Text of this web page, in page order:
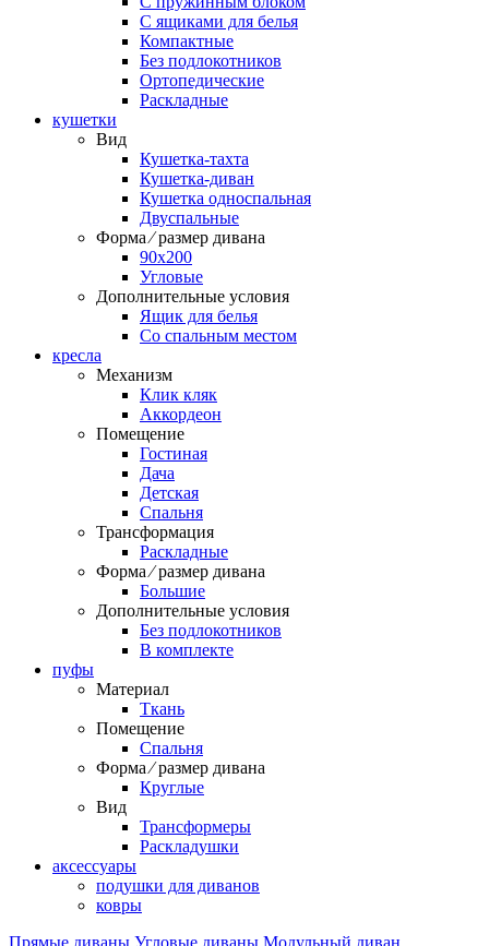
С ящиками для белья
Компактные
Без подлокотников
Ортопедические
Раскладные
кушетки
Вид
Кушетка-тахта
Кушетка-диван
Кушетка односпальная
Двуспальные
Форма ⁄ размер дивана
90х200
Угловые
Дополнительные условия
Ящик для белья
Со спальным местом
кресла
Механизм
Клик кляк
Аккордеон
Помещение
Гостиная
Дача
Детская
Спальня
Трансформация
Раскладные
Форма ⁄ размер дивана
Большие
Дополнительные условия
Без подлокотников
В комплекте
пуфы
Материал
Ткань
Помещение
Спальня
Форма ⁄ размер дивана
Круглые
Вид
Трансформеры
Раскладушки
аксессуары
подушки для диванов
ковры
Прямые диваны Угловые диваны Модульный диван